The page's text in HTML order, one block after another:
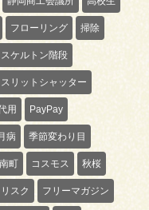
フローリング 掃除
スケルトン階段
スリットシャッター
用 PayPay
病 季節変わり目
町 コスモス 秋桜
リスク フリーマガジン